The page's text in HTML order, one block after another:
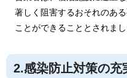
著しく阻害するおそれのあ
ことができることとされまし
2.感染防止対策の充